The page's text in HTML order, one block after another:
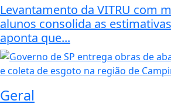
Levantamento da VITRU com
alunos consolida as
aponta que...
Geral